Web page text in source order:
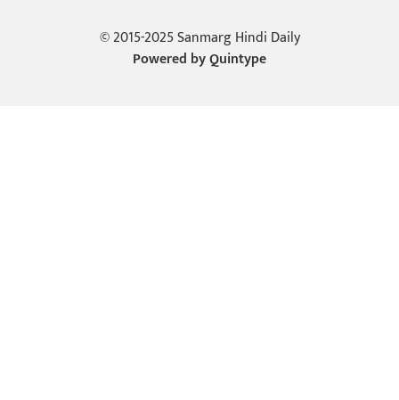
© 2015-2025 Sanmarg Hindi Daily
Powered byQuintype